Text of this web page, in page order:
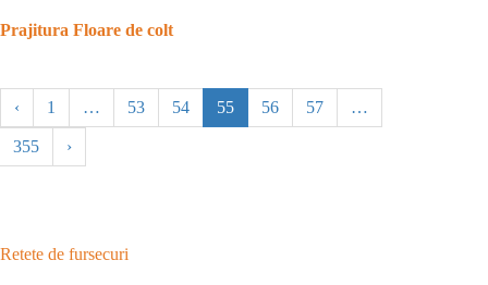
Prajitura Floare de colt
‹ 1 … 53 54 55 56 57 …
355 ›
Retete de fursecuri